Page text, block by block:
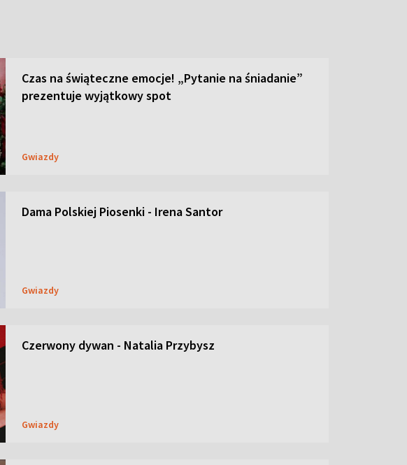
Czas na świąteczne emocje! „Pytanie na śniadanie”
prezentuje wyjątkowy spot
Gwiazdy
Dama Polskiej Piosenki - Irena Santor
Gwiazdy
Czerwony dywan - Natalia Przybysz
Gwiazdy